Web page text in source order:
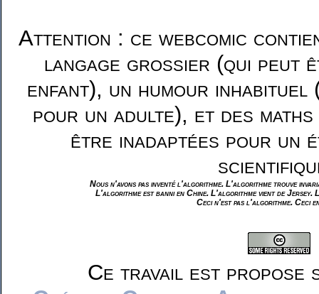
Attention : ce webcomic
langage grossier (qui peut
enfant), un humour inhabituel
pour un adulte), et des maths
être inadaptées pour un
Nous n'avons pas inventé l'algorithme. L'algorithme trouve
L'algorithme est banni en Chine. L'algorithme vient de Jersey.
Ceci n'est pas l'algorithme. Ceci
Ce travail est propose